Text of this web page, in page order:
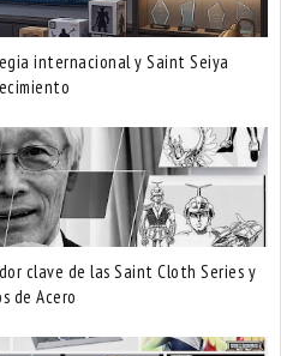
internacional y Saint Seiya
clave de las Saint Cloth Series y
de Acero